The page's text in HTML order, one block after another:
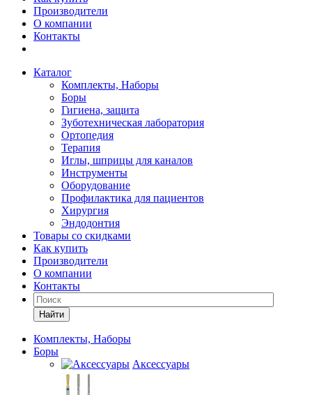
Производители
О компании
Контакты
Каталог
Комплекты, Наборы
Боры
Гигиена, защита
Зуботехническая лаборатория
Ортопедия
Терапия
Иглы, шприцы для каналов
Инструменты
Оборудование
Профилактика для пациентов
Хирургия
Эндодонтия
Товары со скидками
Как купить
Производители
О компании
Контакты
Найти
Комплекты, Наборы
Боры
Аксессуары